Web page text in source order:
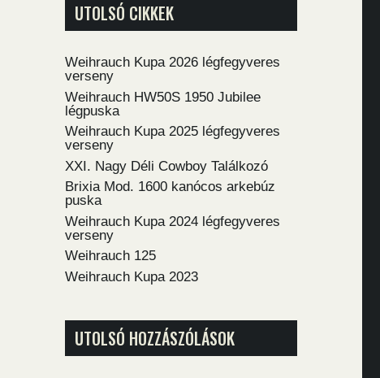
UTOLSÓ CIKKEK
Weihrauch Kupa 2026 légfegyveres
verseny
Weihrauch HW50S 1950 Jubilee
légpuska
Weihrauch Kupa 2025 légfegyveres
verseny
XXI. Nagy Déli Cowboy Találkozó
Brixia Mod. 1600 kanócos arkebúz
puska
Weihrauch Kupa 2024 légfegyveres
verseny
Weihrauch 125
Weihrauch Kupa 2023
UTOLSÓ HOZZÁSZÓLÁSOK